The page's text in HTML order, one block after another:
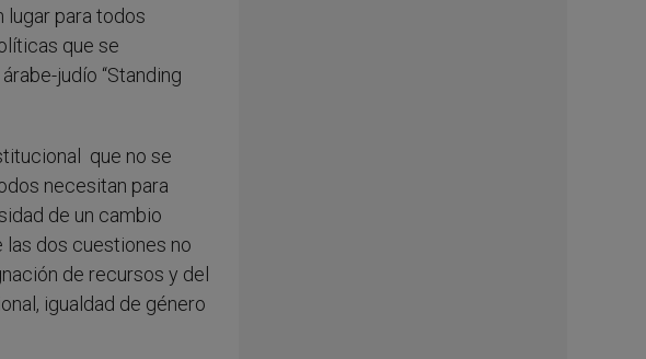
lugar para todos
que se
judío “Standing
que no se
necesitan para
de un cambio
las dos cuestiones no
de recursos y del
igualdad de género